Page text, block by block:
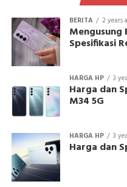
BERITA 2 years
Spesifikasi
HARGA HP 3
Harga dan
M34 5G
HARGA HP 3
Harga dan